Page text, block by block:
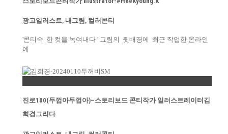
광고일러스트, 내그림 , 컬러콘티
'콘티속 한 컷을 녹여내다 ' 그림의 뒷배경에 최근 작업한 온라인
에
진로100(두껍아두껍아)–스토리보드 콘티작가 일러스트레이터김
희경그리다